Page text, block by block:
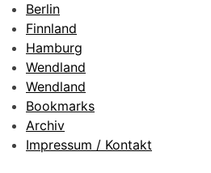
Berlin
Finnland
Hamburg
Wendland
Wendland
Bookmarks
Archiv
Impressum / Kontakt